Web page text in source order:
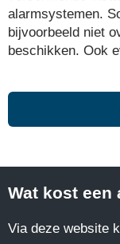
alarmsystemen.
bijvoorbeeld niet
beschikken. Ook
Wat kost een
Via deze website